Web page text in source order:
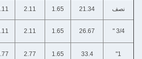
21.34
1.65
2.11
2.11
26.67
1.65
2.11
2.11
33.4
1.65
2.77
2.77